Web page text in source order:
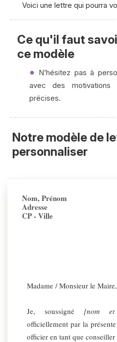
Voici une lettre qui pourra
Ce qu'il faut
ce modèle
N’hésitez pas à
avec des
précises.
Notre modèle de
personnaliser
Nom, Prénom
Adresse
CP - Ville
Madame / Monsieur le Maire,
Je, soussigné [nom et
officiellement par la
officier en tant que